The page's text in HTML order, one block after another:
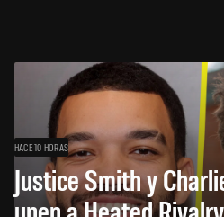
HACE 10 HORAS
Justice Smith y